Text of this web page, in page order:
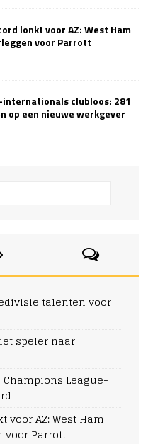
lonkt voor AZ: West Ham
voor Parrott
clubloos: 281
op een nieuwe werkgever
talenten voor
speler naar
League-
AZ: West Ham
Parrott